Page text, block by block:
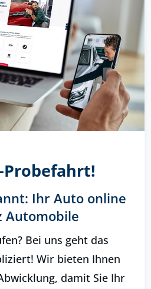
Probefahrt!
Ihr Auto online
Automobile
Bei uns geht das
Wir bieten Ihnen
damit Sie Ihr